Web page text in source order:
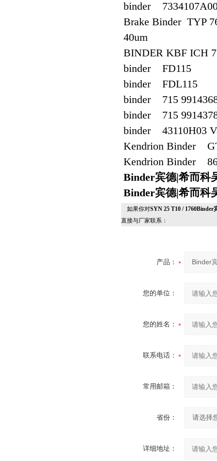
binder
Brake Binder TYP
40um
BINDER KBF ICH
binder FD115
binder FDL115
binder 715
binder 715
binder 43110H03
Kendrion Binder
Kendrion Binder 86
Binder宾德|希而科
Binder宾德|希而科
如果你对SYN 25 T10 /
直接与厂家联系：
产品：
您的单位：
您的姓名：
联系电话：
常用邮箱：
省份：
详细地址：